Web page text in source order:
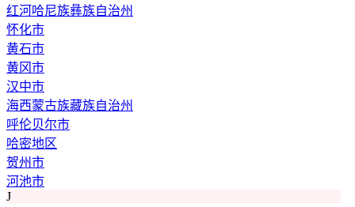
红河哈尼族彝族自治州
怀化市
黄石市
黄冈市
汉中市
海西蒙古族藏族自治州
呼伦贝尔市
哈密地区
贺州市
河池市
J